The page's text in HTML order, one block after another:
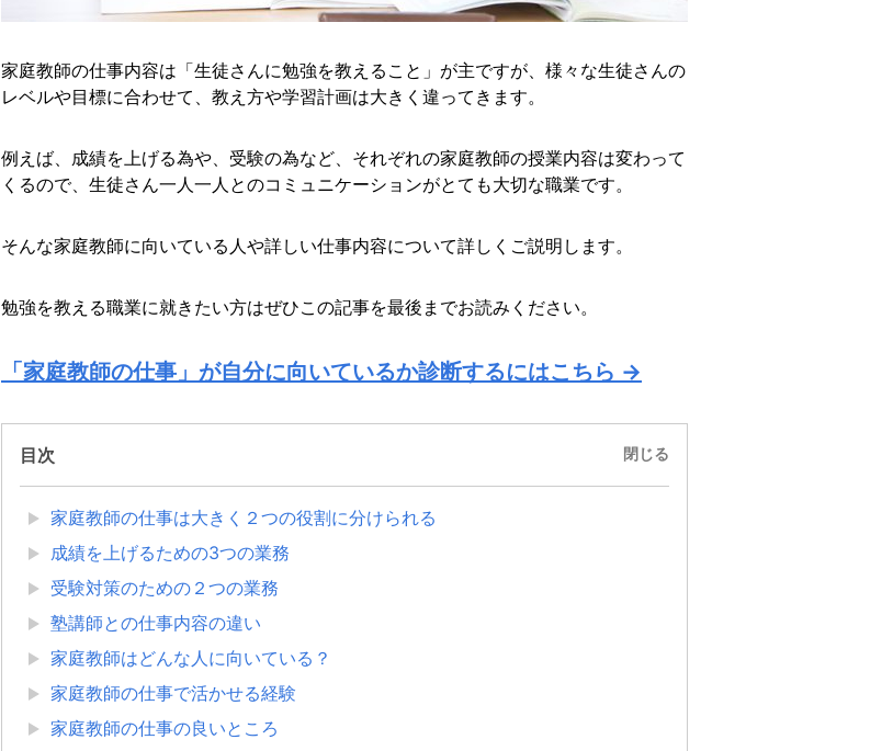
家庭教師の仕事内容は「生徒さんに勉強を教えること」が主ですが、様々な生徒さんの
レベルや目標に合わせて、教え方や学習計画は大きく違ってきます。
例えば、成績を上げる為や、受験の為など、それぞれの家庭教師の授業内容は変わって
くるので、生徒さん一人一人とのコミュニケーションがとても大切な職業です。
そんな家庭教師に向いている人や詳しい仕事内容について詳しくご説明します。
勉強を教える職業に就きたい方はぜひこの記事を最後までお読みください。
「家庭教師の仕事」が自分に向いているか診断するにはこちら →
目次 閉じる
家庭教師の仕事は大きく２つの役割に分けられる
成績を上げるための3つの業務
受験対策のための２つの業務
塾講師との仕事内容の違い
家庭教師はどんな人に向いている？
家庭教師の仕事で活かせる経験
家庭教師の仕事の良いところ